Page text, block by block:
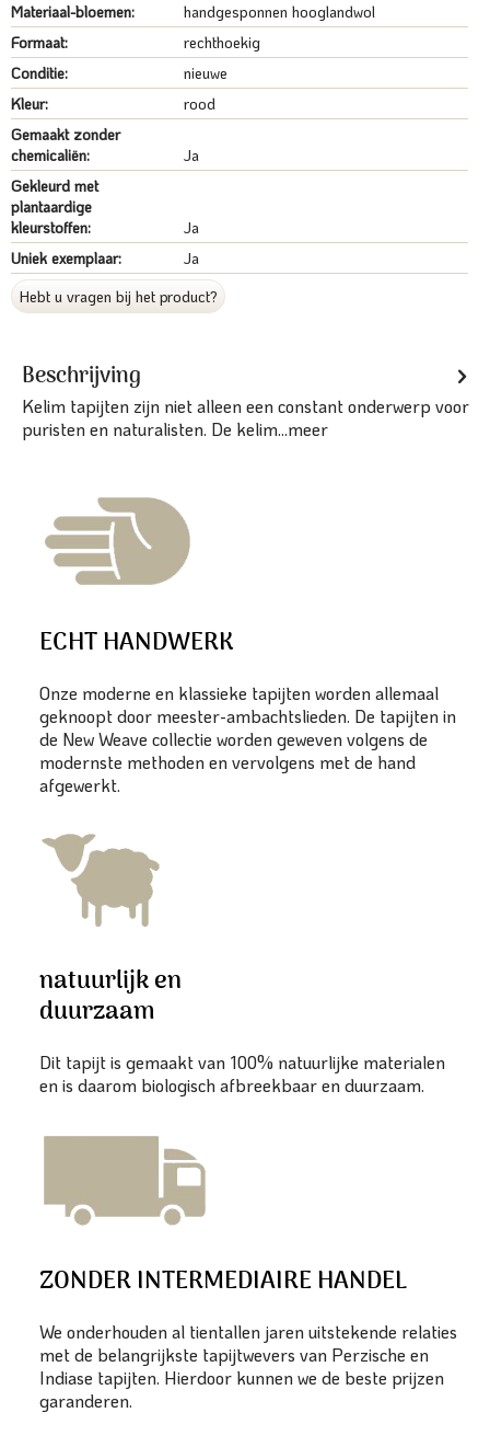
Materiaal-bloemen:
handgesponnen hooglandwol
Formaat:
rechthoekig
Conditie:
nieuwe
Kleur:
rood
Gemaakt zonder
chemicaliën:
Ja
Gekleurd met
plantaardige
kleurstoffen:
Ja
Uniek exemplaar:
Ja
Hebt u vragen bij het product?
Beschrijving
Kelim tapijten zijn niet alleen een constant onderwerp voor
puristen en naturalisten. De kelim...meer
ECHT HANDWERK
Onze moderne en klassieke tapijten worden allemaal
geknoopt door meester-ambachtslieden. De tapijten in
de New Weave collectie worden geweven volgens de
modernste methoden en vervolgens met de hand
afgewerkt.
natuurlijk en
duurzaam
Dit tapijt is gemaakt van 100% natuurlijke materialen
en is daarom biologisch afbreekbaar en duurzaam.
ZONDER INTERMEDIAIRE HANDEL
We onderhouden al tientallen jaren uitstekende relaties
met de belangrijkste tapijtwevers van Perzische en
Indiase tapijten. Hierdoor kunnen we de beste prijzen
garanderen.